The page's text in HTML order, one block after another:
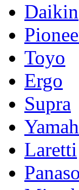
Daikin
Toyo
Ergo
Supra
Laretti